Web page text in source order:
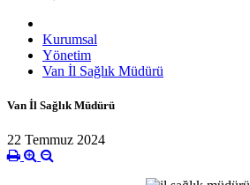
Kurumsal
Yönetim
Van İl Sağlık Müdürü
Van İl Sağlık Müdürü
22 Temmuz 2024